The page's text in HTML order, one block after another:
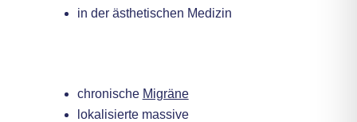
in der ästhetischen Medizin
chronische Migräne
lokalisierte massive